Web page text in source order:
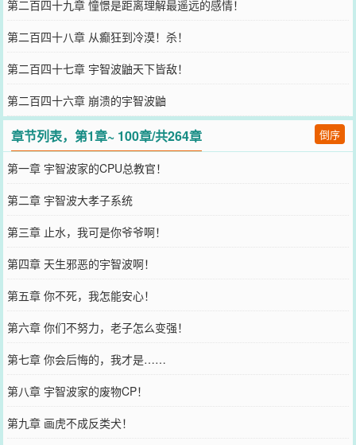
第二百四十九章 憧憬是距离理解最遥远的感情！
第二百四十八章 从癫狂到冷漠！杀！
第二百四十七章 宇智波鼬天下皆敌！
第二百四十六章 崩溃的宇智波鼬
章节列表，第1章~ 100章/共264章 倒序
第一章 宇智波家的CPU总教官！
第二章 宇智波大孝子系统
第三章 止水，我可是你爷爷啊！
第四章 天生邪恶的宇智波啊！
第五章 你不死，我怎能安心！
第六章 你们不努力，老子怎么变强！
第七章 你会后悔的，我才是……
第八章 宇智波家的废物CP！
第九章 画虎不成反类犬！